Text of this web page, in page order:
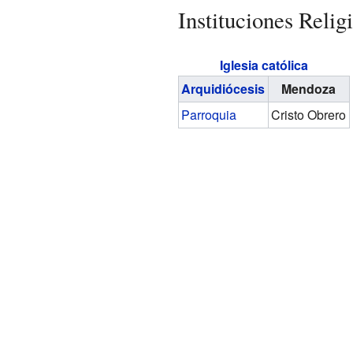
Instituciones
Iglesia católica
Arquidiócesis
Mendoza
Parroquia
Cristo Obrero